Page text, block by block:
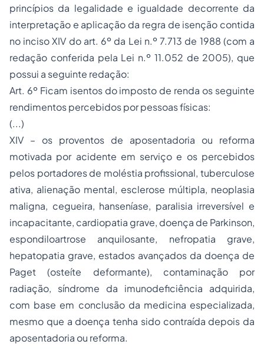
princípios da legalidade e igualdade decorrente da
interpretação e aplicação da regra de isenção contida
no inciso XIV do art. 6º da Lei n.º 7.713 de 1988 (com a
redação conferida pela Lei n.º 11.052 de 2005), que
possui a seguinte redação:
Art. 6º Ficam isentos do imposto de renda os seguinte
rendimentos percebidos por pessoas físicas:
(...)
XIV – os proventos de aposentadoria ou reforma
motivada por acidente em serviço e os percebidos
pelos portadores de moléstia profissional, tuberculose
ativa, alienação mental, esclerose múltipla, neoplasia
maligna, cegueira, hanseníase, paralisia irreversível e
incapacitante, cardiopatia grave, doença de Parkinson,
espondiloartrose anquilosante, nefropatia grave,
hepatopatia grave, estados avançados da doença de
Paget (osteíte deformante), contaminação por
radiação, síndrome da imunodeficiência adquirida,
com base em conclusão da medicina especializada,
mesmo que a doença tenha sido contraída depois da
aposentadoria ou reforma.